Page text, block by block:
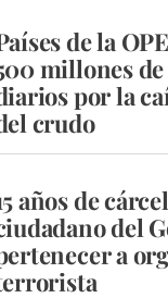
de la
millones
por la
crudo
años de
del
a